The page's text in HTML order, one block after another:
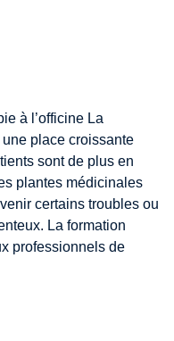
à l’officine La
place croissante
sont de plus en
plantes médicinales
certains troubles ou
La formation
professionnels de